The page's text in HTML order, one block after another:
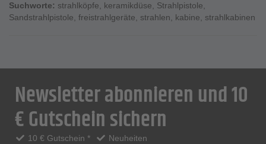
Suchworte: strahlköpfe, keramikdüse, Strahlpistole,
Sandstrahlpistole, freistrahlgeräte, strahlen, kabine, strahlkabinen
Newsletter abonnieren und 10
€ Gutschein sichern
10 € Gutschein *
Neuheiten